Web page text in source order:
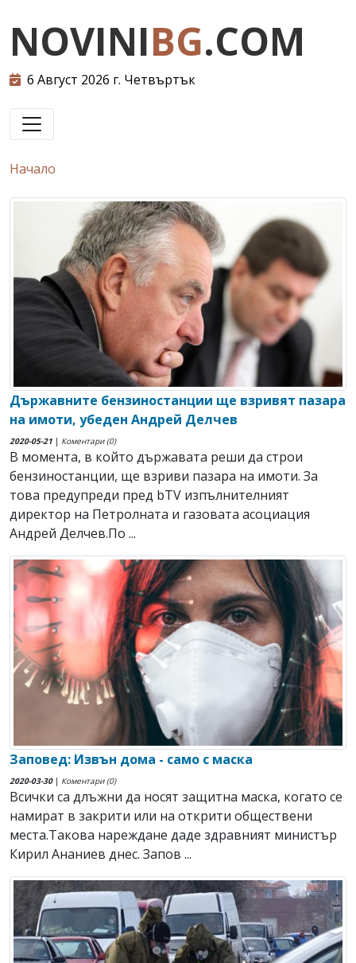
NOVINIBG.COM
6 Август 2026 г. Четвъртък
Начало
Държавните бензиностанции ще взривят пазара
на имоти, убеден Андрей Делчев
2020-05-21 | Коментари (0)
В момента, в който държавата реши да строи
бензиностанции, ще взриви пазара на имоти. За
това предупреди пред bTV изпълнителният
директор на Петролната и газовата асоциация
Андрей Делчев.По ...
Заповед: Извън дома - само с маска
2020-03-30| Коментари (0)
Всички са длъжни да носят защитна маска, когато се
намират в закрити или на открити обществени
места.Такова нареждане даде здравният министър
Кирил Ананиев днес. Запов ...